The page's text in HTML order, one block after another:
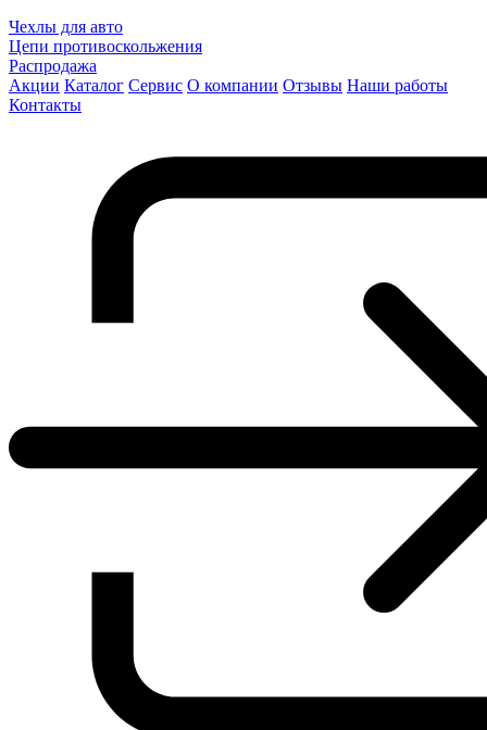
Чехлы для авто
Цепи противоскольжения
Распродажа
Акции Каталог Сервис О компании Отзывы Наши работы
Контакты